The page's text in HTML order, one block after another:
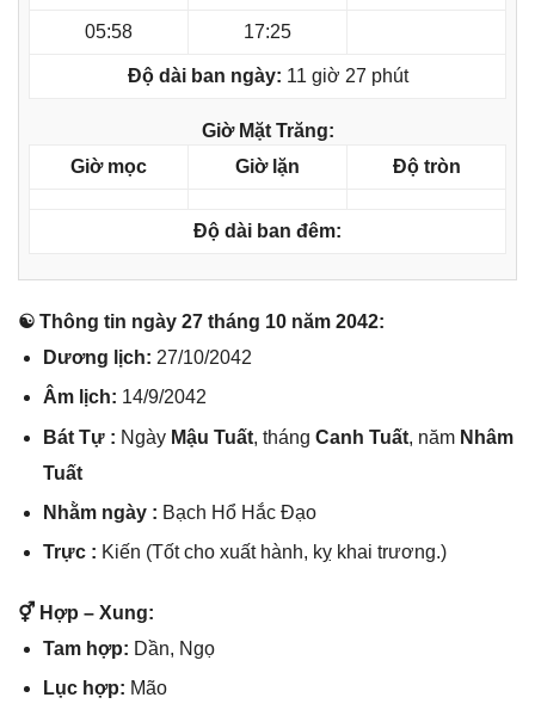
05:58 17:25
Độ dài ban ngày: 11 giờ 27 phút
Giờ Mặt Trăng:
Giờ mọc
Giờ lặn Độ tròn
Độ dài ban đêm:
☯ Thônɡ tin ngày 27 thánɡ 10 năm 2042:
Dươnɡ lịch: 27/10/2042
Âm lịch: 14/9/2042
Bát Tự : Ngày Mậu Tuất, thánɡ Canh Tuất, năm Nhâm
Tuất
Nhằm ngày : Bạch Hổ Hắc Đạo
Trực : Kiến (Tốt cho xuất hành, kỵ khai trương.)
⚥ Hợp – Xung:
Tam hợp: Dần, Ngọ
Lục hợp: Mão